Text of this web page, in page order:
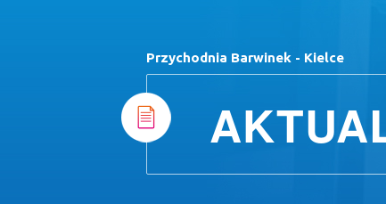
Przychodnia Barwinek - Kielce